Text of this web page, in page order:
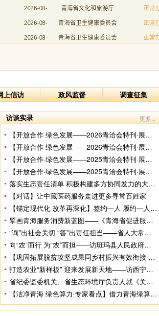
上信访 政风监督 调查征集
访谈实录 更多...
【开放合作 绿色发展——2026青洽会特刊·展会聚焦·专访】依托丝路纽带 深耕绿色农业——专访哈萨克斯坦阿拉木图州代表团工作人员阿合尼叶提
【开放合作 绿色发展——2026青洽会特刊·展会聚焦·专访】鲁青同心筑梦 山海共拓新程——专访山东省第六批援青干部人才领队刘裕斌
【开放合作·绿色发展——2025青洽会特刊·展会聚焦·专访】绿色高地绽放文旅新韵——访青海省文化和旅游厅产业发展处处长刘雪青
【开放合作·绿色发展——2025青洽会特刊·展会聚焦·专访】千年香囊搭建文旅新桥梁——访庆阳凌云服饰集团轩辕香包艺术有限公司负责人张鹏
落实生态责任清单 积极构建多方协同发力的大生态环保格局——省生态环境厅有关负责人就《青海省省级国家机关有关部门生态环境保护责任清单》答记者问
【对话】让中藏医药服务走进更多寻常百姓家
【锚定现代化 改革再深化】签约一人 履约一人 做实一人
擘画青海服务消费新蓝图——《青海省促进服务消费高质量发展实施方案》解读
“询”出社会关切 “答”出责任担当——省人大常委会专题询问“黄河保护法、青海省湟水流域水污染防治条例落实情况”纪实
向“农”而行 为“农”而担——访班玛县人民政府副县长公保才让
【巩固拓展脱贫攻坚成果同乡村振兴有效衔接·县区领导说“三农”】深耕农业“新硒望” 增强发展“源动力”——访海东市平安区政府党组成员、副区长李园元
打造农业“新样板” 迎来发展新天地——访西宁市湟中区农业农村局局长张银
省纪委监委机关、省生态环境厅负责人就《关于加强生态环境常态化监督管理和问责的实施意见》答记者问
【洁净青海 绿色算力·专家看点】借力青海绿算打造“模型即服务”新模式——360集团创始人、董事长周鸿祎谈打造青海“城市大模型服务中心”